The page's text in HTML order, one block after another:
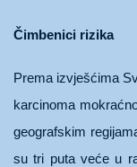
Čimbenici rizika
Prema izvješćima
karcinoma
geografskim
su tri puta veće u